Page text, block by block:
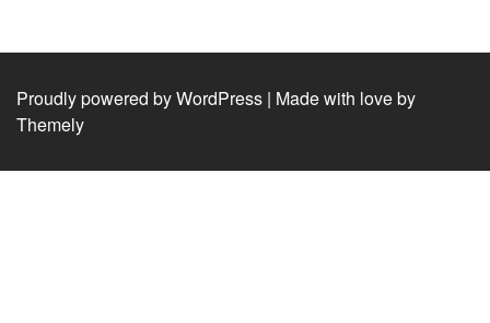
Proudly powered by WordPress | Made with love by
Themely